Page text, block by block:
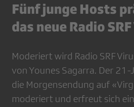
Fünf junge Hosts
das neue Radio
Moderiert wird Radio SRF
von Younes Sagarra. Der
die Morgensendung auf
moderiert und erfreut sich